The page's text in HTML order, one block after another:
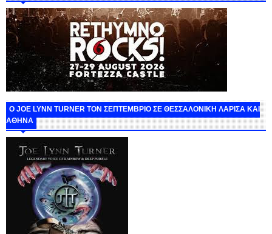
O JOE LYNN TURNER ΤΟΝ ΣΕΠΤΕΜΒΡΙΟ ΣΕ ΘΕΣΣΑΛΟΝΙΚΗ ΛΑΡΙΣΑ ΚΑΙ
ΑΘΗΝΑ